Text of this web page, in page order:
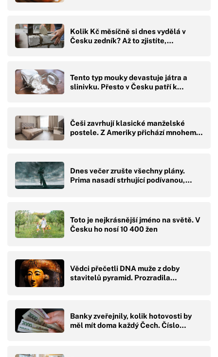
Kolik Kč měsíčně si dnes vydělá v
Česku zedník? Až to zjistíte,…
Tento typ mouky devastuje játra a
slinivku. Přesto v Česku patří k…
Češi zavrhují klasické manželské
postele. Z Ameriky přichází mnohem…
Dnes večer zrušte všechny plány.
Prima nasadí strhující podívanou,…
Toto je nejkrásnější jméno na světě. V
Česku ho nosí 10 400 žen
Vědci přečetli DNA muže z doby
stavitelů pyramid. Prozradila…
Banky zveřejnily, kolik hotovosti by
měl mít doma každý Čech. Číslo…